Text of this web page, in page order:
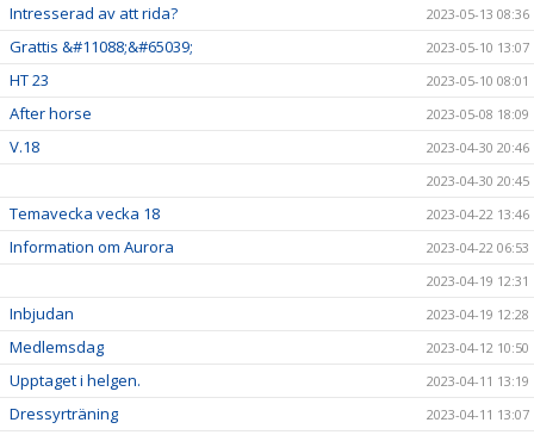
Intresserad av att rida? 2023-05-13 08:36
Grattis &#11088;&#65039; 2023-05-10 13:07
HT 23 2023-05-10 08:01
After horse 2023-05-08 18:09
V.18
2023-04-30 20:46
2023-04-30 20:45
Temavecka vecka 18 2023-04-22 13:46
Information om Aurora
2023-04-22 06:53
2023-04-19 12:31
Inbjudan 2023-04-19 12:28
Medlemsdag 2023-04-12 10:50
Upptaget i helgen. 2023-04-11 13:19
Dressyrträning 2023-04-11 13:07